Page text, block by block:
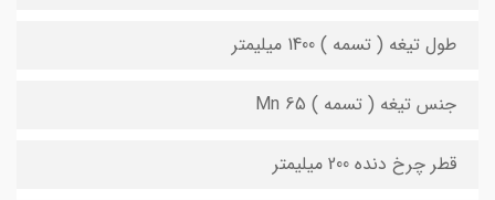
طول تیغه ( تسمه ) 1400 میلیمتر
جنس تیغه ( تسمه ) 65 Mn
قطر چرخ دنده 200 میلیمتر